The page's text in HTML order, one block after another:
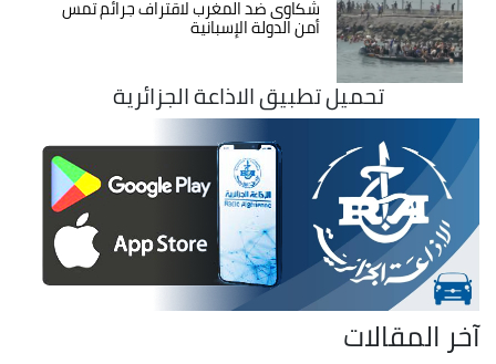
شكاوى ضد المغرب لاقتراف جرائم تمس
أمن الدولة الإسبانية
تحميل تطبيق الاذاعة الجزائرية
آخر المقالات